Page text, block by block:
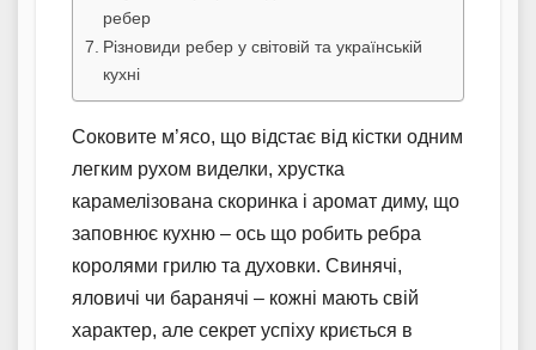
ребер
Різновиди ребер у світовій та українській
кухні
Соковите м’ясо, що відстає від кістки одним
легким рухом виделки, хрустка
карамелізована скоринка і аромат диму, що
заповнює кухню – ось що робить ребра
королями грилю та духовки. Свинячі,
яловичі чи баранячі – кожні мають свій
характер, але секрет успіху криється в